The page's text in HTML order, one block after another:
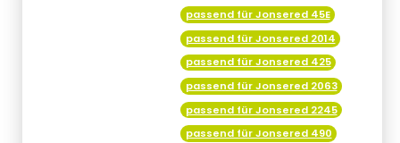
passend für Jonsered 45E
passend für Jonsered 2014
passend für Jonsered 425
passend für Jonsered 2063
passend für Jonsered 2245
passend für Jonsered 490